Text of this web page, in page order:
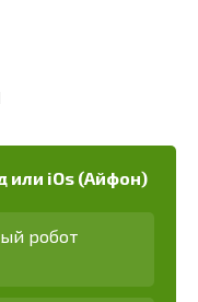
или iOs (Айфон)
робот